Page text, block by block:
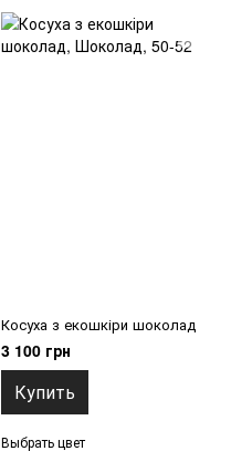
Косуха з екошкіри шоколад
3 100 грн
Купить
Выбрать цвет